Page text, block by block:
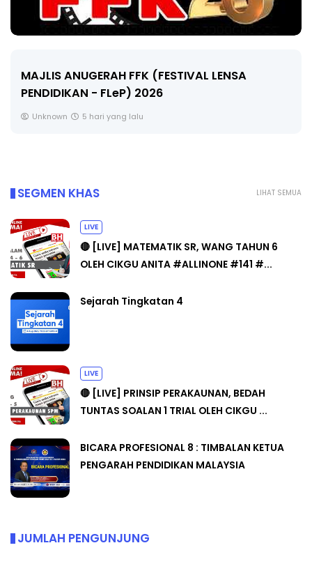
MAJLIS ANUGERAH FFK (FESTIVAL LENSA
PENDIDIKAN - FLeP) 2026
Unknown 5 hari yang lalu
LIHAT SEMUA
SEGMEN KHAS
LIVE
🔴 [LIVE] MATEMATIK SR, WANG TAHUN 6
OLEH CIKGU ANITA #ALLINONE #141 #...
Sejarah Tingkatan 4
LIVE
🔴 [LIVE] PRINSIP PERAKAUNAN, BEDAH
TUNTAS SOALAN 1 TRIAL OLEH CIKGU ...
BICARA PROFESIONAL 8 : TIMBALAN KETUA
PENGARAH PENDIDIKAN MALAYSIA
JUMLAH PENGUNJUNG